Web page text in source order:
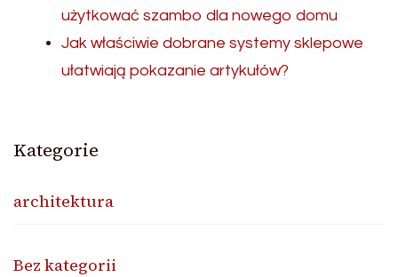
użytkować szambo dla nowego domu
Jak właściwie dobrane systemy sklepowe
ułatwiają pokazanie artykułów?
Kategorie
architektura
Bez kategorii